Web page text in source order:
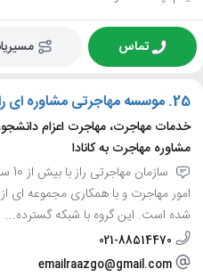
تماس
25. موسسه مهاجرتی مشاوره ای
خدمات مهاجرت، مهاجرت اعزام
مشاوره مهاجرت به کانادا
امور مهاجرت و با همکاری مجموعه
شده است. این گروه با شبکه گسترده...
021-88514470
emailraazgo@gmail.com